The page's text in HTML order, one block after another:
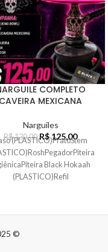
COMPLETO
CAVEIRA MEXICANA
Narguiles
R$130,00 R$125,00
(PLASTICO)PratoStem
Black Hokaah
(PLASTICO)Refil
©